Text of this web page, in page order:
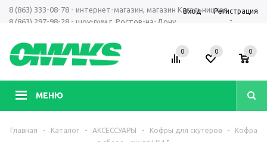
8 (863) 333-08-78 - интернет-магазин, магазин Кагальницкая
8 (863) 297-98-28 - шоу-рум г. Ростов-на-Дону
-
Вход Регистрация
МЕНЮ
0 0 0
Главная - Каталог - АКСЕССУАРЫ - Кофры для скутеров -
Кофра